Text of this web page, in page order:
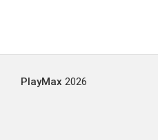
PlayMax 2026